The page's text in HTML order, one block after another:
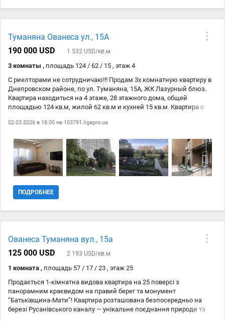
Туманяна Ованеса ул., 15А
190 000 USD
1 532 USD/кв.м
3 комнаты , площадь 124 / 62 / 15 , этаж 4
С риелторами не сотрудничаю!!! Продам 3х комнатную квартиру в
Днепровском районе, по ул. Туманяна, 15А, ЖК Лазурный блюз.
Квартира находиться на 4 этаже, 28 этажного дома, общей
площадью 124 кв.м, жилой 62 кв.м и кухней 15 кв.м. Квартира с
необходимое для комфортного проживания и отдыха. До метро
02.03.2026 в 18:00 на 103791.ligapro.ua
ПОДРОБНЕЕ
Ованеса Туманяна вул., 15а
125 000 USD
2 193 USD/кв.м
1 комната , площадь 57 / 17 / 23 , этаж 25
Продається 1-кімнатна видова квартира на 25 поверсі з
панорамним краєвидом на правий берег та монумент
“Батьківщина-Мати”! Квартира розташована безпосередньо на
березі Русанівського каналу — унікальне поєднання природи та